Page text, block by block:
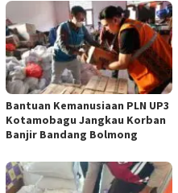
Bantuan Kemanusiaan PLN UP3
Kotamobagu Jangkau Korban
Banjir Bandang Bolmong